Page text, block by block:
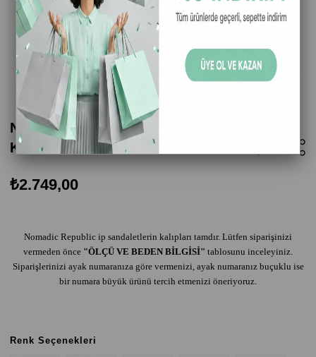
Nomadic Republic Bodrum Kauçuk Tabanlı
Kadın Halat Sandalet - Gri
₺2.749,00
Nomadic Republic ip sandaletlerin kalıpları tamdır. Lütfen siparişinizi
vermeden önce "ÖLÇÜ VE BEDEN BİLGİSİ" tablosunu inceleyiniz.
Siparişlerinizi ayak numaranıza göre vermenizi, ayak numaranız buçuklu ise
bir numara büyük ürünü tercih etmenizi öneriyoruz.
Renk Seçenekleri